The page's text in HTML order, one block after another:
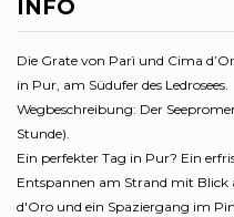
INFO
Die Grate von Parì und Cima
in Pur, am Südufer des Ledrosees.
Wegbeschreibung: Der
Stunde).
Ein perfekter Tag in Pur? Ein
Entspannen am Strand mit Blick
d'Oro und ein Spaziergang im